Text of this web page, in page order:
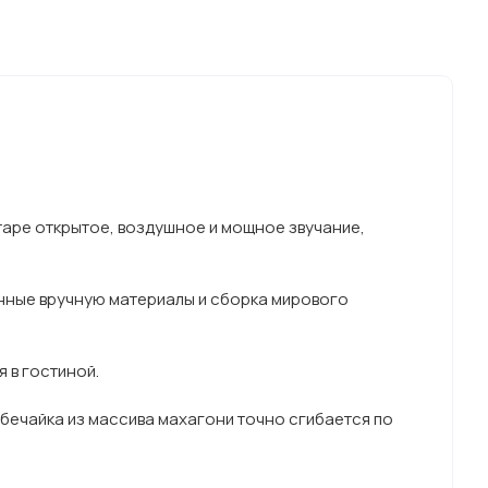
открытое, воздушное и мощное звучание,
вручную материалы и сборка мирового
в гостиной.
из массива махагони точно сгибается по